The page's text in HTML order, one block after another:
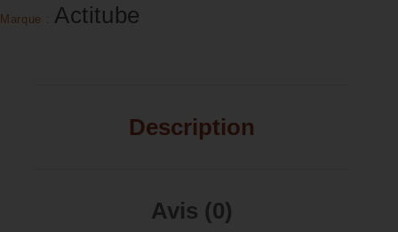
Marque : Actitube
Description
Avis (0)